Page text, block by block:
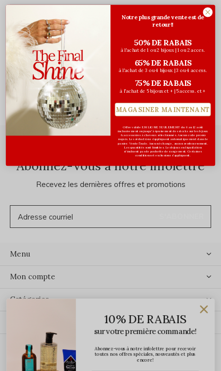
Évaluations
0/ 5
Articles vus récemment
Abonnez-vous à notre infolettre
Recevez les dernières offres et promotions
Menu
Mon compte
Catégories
ÉCRIVEZ-NOUS
10% DE RABAIS
sur votre première commande!
Abonnez-vous à notre infolettre pour recevoir
toutes nos offres spéciales, nouveautés et plus
encore!
Notre plus grande vente est de
retour!!
50% DE RABAIS
à l'achat de 1 ou 2 bijoux | 1 ou 2 acces.
65% DE RABAIS
à l'achat de 3 ou 4 bijoux | 3 ou 4 access.
75% DE RABAIS
à l'achat de 5 bijoux et + | 5 access. et +
MAGASINER MAINTENANT
Offre valide EN LIGNE SEULEMENT du 6 au 12 août
inclusivement ou jusqu'à épuisement des stocks sur les bijoux
& accessoires à cheveux sélectionnés. Aucun code promo
requis. Les réductions s’appliquent automatiquement dans le
panier. Vente finale. Aucun échange, aucun remboursement.
Les quantités sont limitées. Les bijoux en liquidation
n'incluent pas de pochette de rangement. Certaines
conditions et exclusions s'appliquent.